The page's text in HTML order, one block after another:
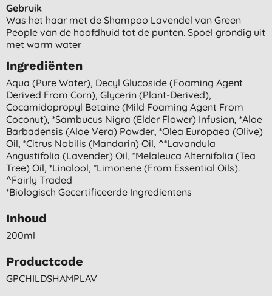
Gebruik
Was het haar met de Shampoo Lavendel van Green
People van de hoofdhuid tot de punten. Spoel grondig uit
met warm water
Ingrediënten
Aqua (pure Water), Decyl Glucoside (foaming Agent
Derived From Corn), Glycerin (plant-Derived),
Cocamidopropyl Betaine (mild Foaming Agent From
Coconut), *sambucus Nigra (elder Flower) Infusion, *aloe
Barbadensis (aloe Vera) Powder, *olea Europaea (olive)
Oil, *citrus Nobilis (mandarin) Oil, ^*lavandula
Angustifolia (lavender) Oil, *melaleuca Alternifolia (tea
Tree) Oil, *linalool, *limonene (from Essential Oils).
^fairly Traded
*biologisch Gecertificeerde Ingredientens
Inhoud
200ml
Productcode
GPCHILDSHAMPLAV